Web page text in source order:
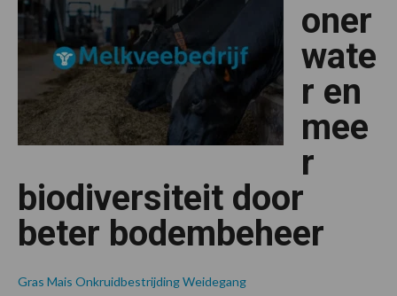
oner
wate
r en
mee
r
biodiversiteit door
beter bodembeheer
Gras Mais OnkruidbestrijdingWeidegang